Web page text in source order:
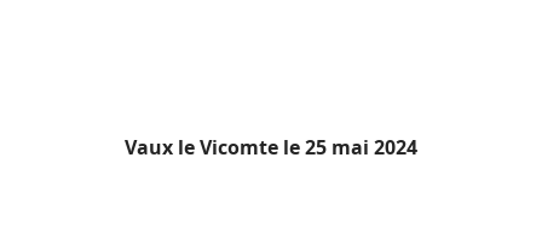
Vaux le Vicomte le 25 mai 2024